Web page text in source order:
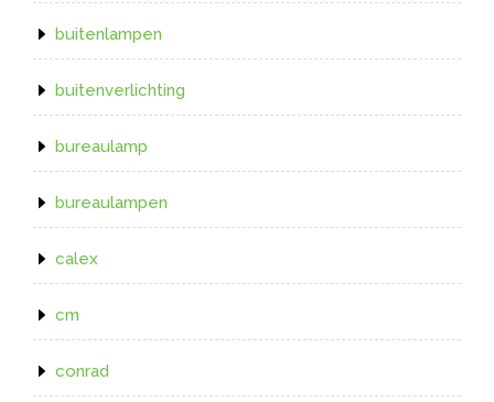
buitenlampen
buitenverlichting
bureaulamp
bureaulampen
calex
cm
conrad